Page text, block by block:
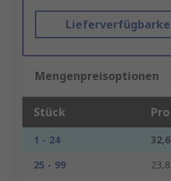
Mengenpreisoptionen
Stück
1 - 24
25 - 99